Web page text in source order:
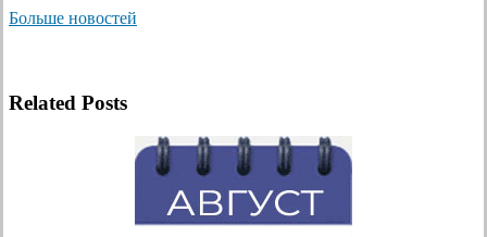
Больше новостей
Related Posts